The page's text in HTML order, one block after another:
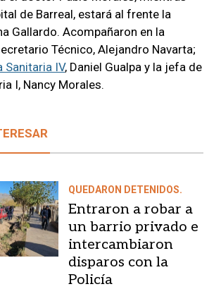
de Barreal, estará al frente la
Gallardo. Acompañaron en la
Técnico, Alejandro Navarta;
Sanitaria IV, Daniel Gualpa y la jefa de
I, Nancy Morales.
QUEDARON DETENIDOS.
Entraron a robar a
un barrio privado e
intercambiaron
disparos con la
Policía